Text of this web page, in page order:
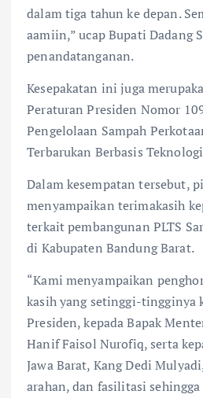
dalam tiga tahun ke depan.
aamiin,” ucap Bupati Dadang
penandatanganan.
Kesepakatan ini juga
Peraturan Presiden Nomor
Pengelolaan Sampah
Terbarukan Berbasis
Dalam kesempatan tersebut,
menyampaikan terimakasih
terkait pembangunan PLTS
di Kabupaten Bandung Barat.
“Kami menyampaikan
kasih yang setinggi-tingginya
Presiden, kepada Bapak
Hanif Faisol Nurofiq, serta
Jawa Barat, Kang Dedi
arahan, dan fasilitasi